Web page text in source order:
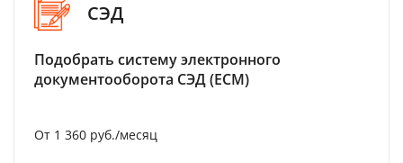
СЭД
Подобрать систему электронного
документооборота СЭД (ECM)
От 1 360 руб./месяц